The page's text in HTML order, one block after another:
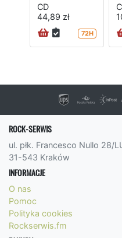
CD
44,89 zł
72H
ROCK-SERWIS
ul. płk. Francesco Nullo 28/
31-543 Kraków
INFORMACJE
O nas
Pomoc
Polityka cookies
Rockserwis.fm